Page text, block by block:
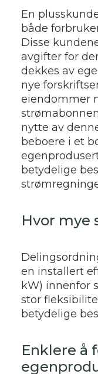
En
både
Disse
avgifter for
dekkes av
nye
eiendommer
nytte av
beboere i et
betydelige
Hvor mye
en installert
kW) innenfor
stor
betydelige
Enklere å